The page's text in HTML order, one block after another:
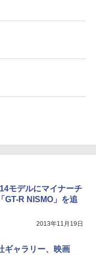
モデルにマイナーチ
GT-R NISMO」を追
2013年11月19日
ギャラリー、映画